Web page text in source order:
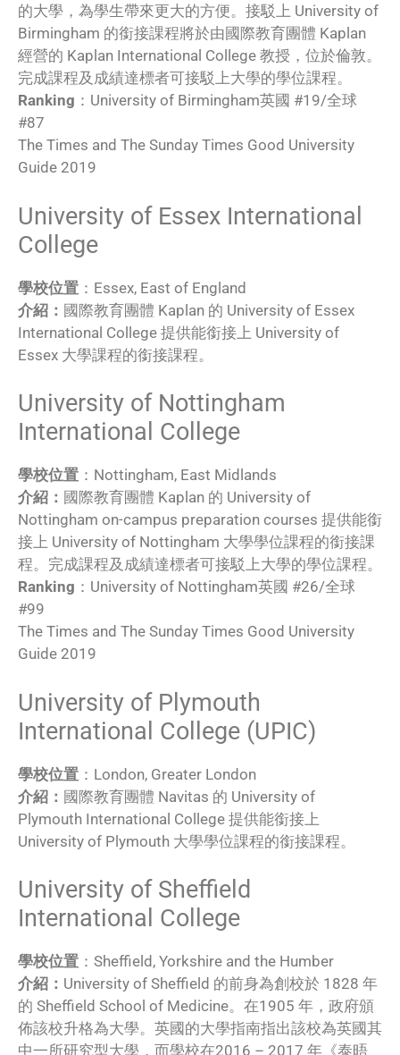
的大學，為學生帶來更大的方便。接駁上 University of
Birmingham 的銜接課程將於由國際教育團體 Kaplan
經營的 Kaplan International College 教授，位於倫敦。
完成課程及成績達標者可接駁上大學的學位課程。
Ranking ：University of Birmingham英國 #19/全球
#87
The Times and The Sunday Times Good University
Guide 2019
University of Essex International
College
學校位置 ：Essex, East of England
介紹： 國際教育團體 Kaplan 的 University of Essex
International College 提供能銜接上 University of
Essex 大學課程的銜接課程。
University of Nottingham
International College
學校位置 ：Nottingham, East Midlands
介紹： 國際教育團體 Kaplan 的 University of
Nottingham on-campus preparation courses 提供能銜
接上 University of Nottingham 大學學位課程的銜接課
程。完成課程及成績達標者可接駁上大學的學位課程。
Ranking ：University of Nottingham英國 #26/全球
#99
The Times and The Sunday Times Good University
Guide 2019
University of Plymouth
International College (UPIC)
學校位置 ：London, Greater London
介紹： 國際教育團體 Navitas 的 University of
Plymouth International College 提供能銜接上
University of Plymouth 大學學位課程的銜接課程。
University of Sheffield
International College
學校位置 ：Sheffield, Yorkshire and the Humber
介紹： University of Sheffield 的前身為創校於 1828 年
的 Sheffield School of Medicine。在1905 年，政府頒
佈該校升格為大學。英國的大學指南指出該校為英國其
中一所研究型大學，而學校在2016 – 2017 年《泰晤